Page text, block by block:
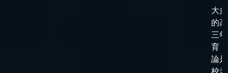
大
的
三
育
論
校老